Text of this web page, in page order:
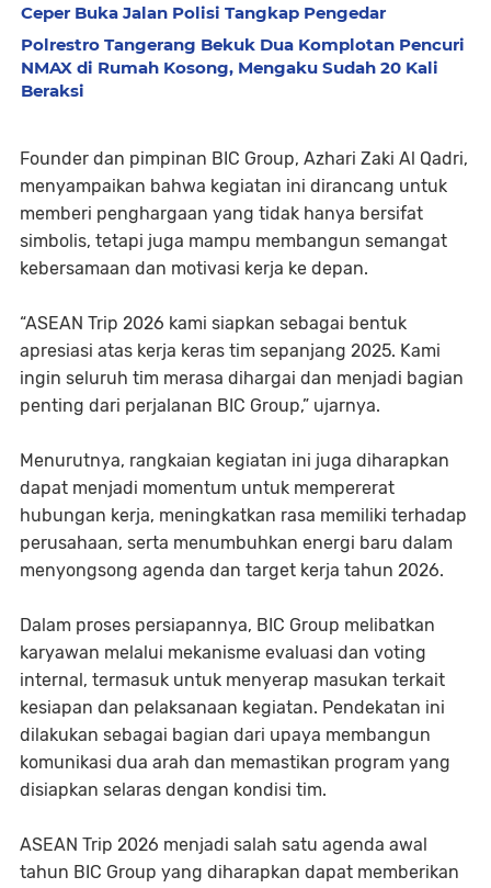
Ceper Buka Jalan Polisi Tangkap Pengedar
Polrestro Tangerang Bekuk Dua Komplotan Pencuri
NMAX di Rumah Kosong, Mengaku Sudah 20 Kali
Beraksi
Founder dan pimpinan BIC Group, Azhari Zaki Al Qadri,
menyampaikan bahwa kegiatan ini dirancang untuk
memberi penghargaan yang tidak hanya bersifat
simbolis, tetapi juga mampu membangun semangat
kebersamaan dan motivasi kerja ke depan.
“ASEAN Trip 2026 kami siapkan sebagai bentuk
apresiasi atas kerja keras tim sepanjang 2025. Kami
ingin seluruh tim merasa dihargai dan menjadi bagian
penting dari perjalanan BIC Group,” ujarnya.
Menurutnya, rangkaian kegiatan ini juga diharapkan
dapat menjadi momentum untuk mempererat
hubungan kerja, meningkatkan rasa memiliki terhadap
perusahaan, serta menumbuhkan energi baru dalam
menyongsong agenda dan target kerja tahun 2026.
Dalam proses persiapannya, BIC Group melibatkan
karyawan melalui mekanisme evaluasi dan voting
internal, termasuk untuk menyerap masukan terkait
kesiapan dan pelaksanaan kegiatan. Pendekatan ini
dilakukan sebagai bagian dari upaya membangun
komunikasi dua arah dan memastikan program yang
disiapkan selaras dengan kondisi tim.
ASEAN Trip 2026 menjadi salah satu agenda awal
tahun BIC Group yang diharapkan dapat memberikan